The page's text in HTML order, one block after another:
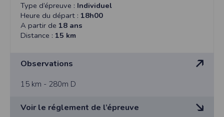
Type d’épreuve : Individuel
Heure du départ : 18h00
A partir de 18 ans
Distance : 15 km
Observations
15 km - 280m D
Voir le réglement de l’épreuve